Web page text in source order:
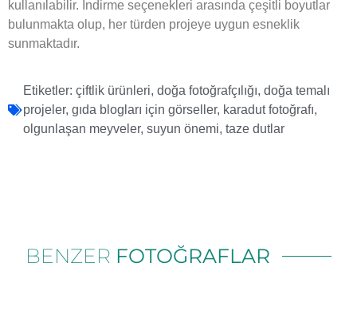
kullanılabilir. İndirme seçenekleri arasında çeşitli boyutlar
bulunmakta olup, her türden projeye uygun esneklik
sunmaktadır.
Etiketler: çiftlik ürünleri, doğa fotoğrafçılığı, doğa temalı
projeler, gıda blogları için görseller, karadut fotoğrafı,
olgunlaşan meyveler, suyun önemi, taze dutlar
BENZER FOTOĞRAFLAR